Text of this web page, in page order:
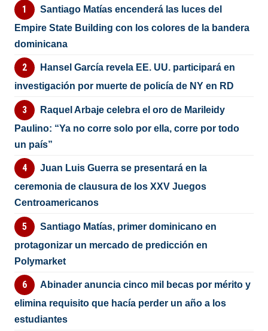
Santiago Matías encenderá las luces del
Empire State Building con los colores de la bandera
dominicana
Hansel García revela EE. UU. participará en
investigación por muerte de policía de NY en RD
Raquel Arbaje celebra el oro de Marileidy
Paulino: “Ya no corre solo por ella, corre por todo
un país”
Juan Luis Guerra se presentará en la
ceremonia de clausura de los XXV Juegos
Centroamericanos
Santiago Matías, primer dominicano en
protagonizar un mercado de predicción en
Polymarket
Abinader anuncia cinco mil becas por mérito y
elimina requisito que hacía perder un año a los
estudiantes